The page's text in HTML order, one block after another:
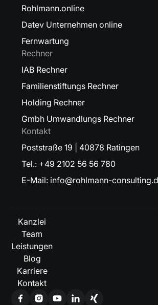
Rohlmann.online
Datev Unternehmen online
Fernwartung
Rechner
IAB Rechner
Familienstiftungs Rechner
Holding Rechner
Gmbh Umwandlungs Rechner
Kontakt
Poststraße 19 | 40878 Ratingen
Tel.: +49 2102 56 56 780
E-Mail: info@rohlmann-
Kanzlei
Team
Leistungen
Blog
Karriere
Kontakt